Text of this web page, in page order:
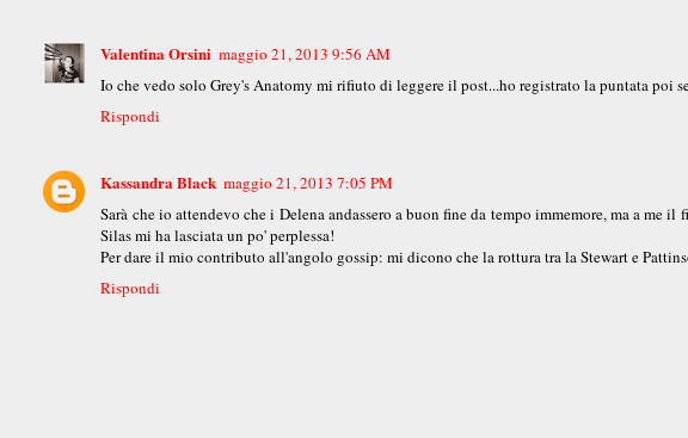
Valentina Orsini maggio 21, 2013 9:56 AM
Io che vedo solo Grey's Anatomy mi rifiuto di leggere il post...ho registrato la puntata poi
Rispondi
Kassandra Black maggio 21, 2013 7:05 PM
Sarà che io attendevo che i Delena andassero a buon fine da tempo immemore, ma a
Silas mi ha lasciata un po' perplessa!
Per dare il mio contributo all'angolo gossip: mi dicono che la rottura tra la Stewart e
Rispondi